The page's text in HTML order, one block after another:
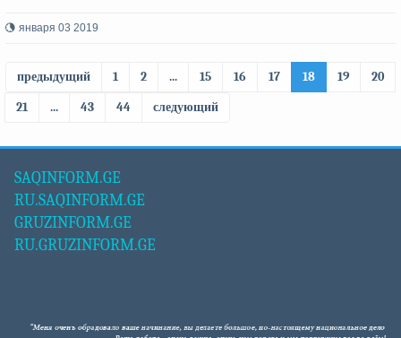
января 03 2019
предыдущий 1 2 ... 15 16 17 18 19
20
21
... 43 44 следующий
SAQINFORM.GE
RU.SAQINFORM.GE
GRUZINFORM.GE
RU.GRUZINFORM.GE